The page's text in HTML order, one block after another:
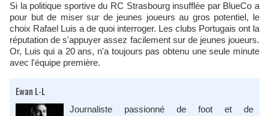
Si la politique sportive du RC Strasbourg insufflée par BlueCo a
pour but de miser sur de jeunes joueurs au gros potentiel, le
choix Rafael Luis a de quoi interroger. Les clubs Portugais ont la
réputation de s'appuyer assez facilement sur de jeunes joueurs.
Or, Luis qui a 20 ans, n'a toujours pas obtenu une seule minute
avec l'équipe première.
Ewan L-L
Journaliste passionné de foot et de